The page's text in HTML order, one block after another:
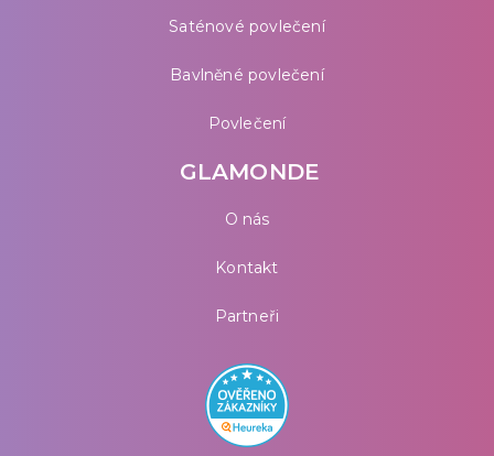
Saténové povlečení
Bavlněné povlečení
Povlečení
GLAMONDE
O nás
Kontakt
Partneři